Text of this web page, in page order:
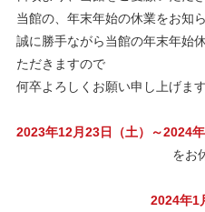
当館の、年末年始の休業をお知
誠に勝手ながら当館の年末年始
ただきますので
何卒よろしくお願い申し上げます
2023年12月23日（土）～2024年
をお休みとさせ
2024年1